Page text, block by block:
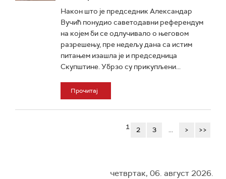
Након што је председник Александар
Вучић понудио саветодавни референдум
на којем би се одлучивало о његовом
разрешењу, пре недељу дана са истим
питањем изашла је и председница
Скупштине. Убрзо су прикупљени...
Прочитај
1 2 3 ... > >>
четвртак, 06. август 2026.